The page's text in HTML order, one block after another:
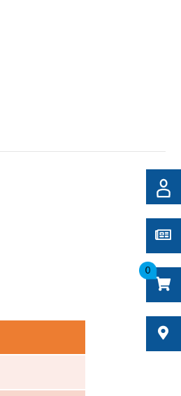
0